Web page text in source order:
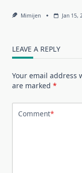
Mimijen Jan 15,
LEAVE A REPLY
Your email address
are marked *
Comment*